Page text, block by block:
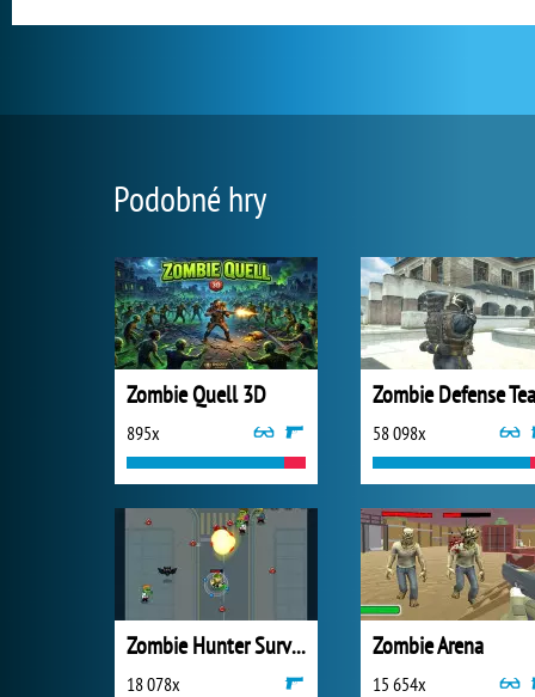
Podobné hry
Zombie Quell 3D
895x
Zombie Defense
58 098x
Zombie Hunter Survival
18 078x
Zombie Arena
15 654x